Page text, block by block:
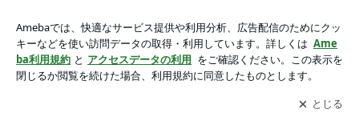
育毛戦略アプリをダウンロードして ブログの更新通知
を受け取りまし
ょう。
開く